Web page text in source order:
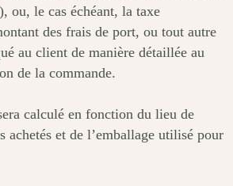
ou, le cas échéant, la taxe
des frais de port, ou tout autre
au client de manière détaillée au
de la commande.
calculé en fonction du lieu de
achetés et de l’emballage utilisé pour